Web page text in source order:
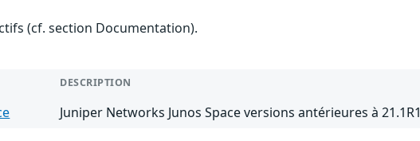
(cf. section Documentation).
DESCRIPTION
Juniper Networks Junos Space versions antérieures à 21.1R1